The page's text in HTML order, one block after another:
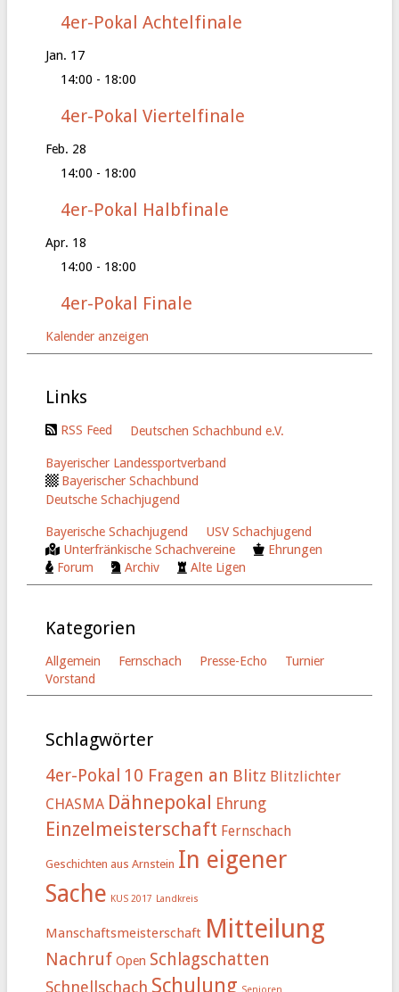
4er-Pokal Achtelfinale
Jan. 17
14:00 - 18:00
4er-Pokal Viertelfinale
Feb. 28
14:00 - 18:00
4er-Pokal Halbfinale
Apr. 18
14:00 - 18:00
4er-Pokal Finale
Kalender anzeigen
Links
RSS Feed Deutschen Schachbund e.V.
Bayerischer Landessportverband
Bayerischer Schachbund
Deutsche Schachjugend
Bayerische Schachjugend
USV Schachjugend
Unterfränkische Schachvereine
Ehrungen
Forum
Archiv Alte Ligen
Kategorien
Allgemein Fernschach Presse-Echo
Turnier
Vorstand
Schlagwörter
4er-Pokal 10 Fragen an Blitz Blitzlichter
CHASMA Dähnepokal Ehrung
Einzelmeisterschaft Fernschach
Geschichten aus Arnstein In eigener
Sache KUS 2017 Landkreis
Manschaftsmeisterschaft Mitteilung
Nachruf Open Schlagschatten
Schnellschach Schulung Senioren